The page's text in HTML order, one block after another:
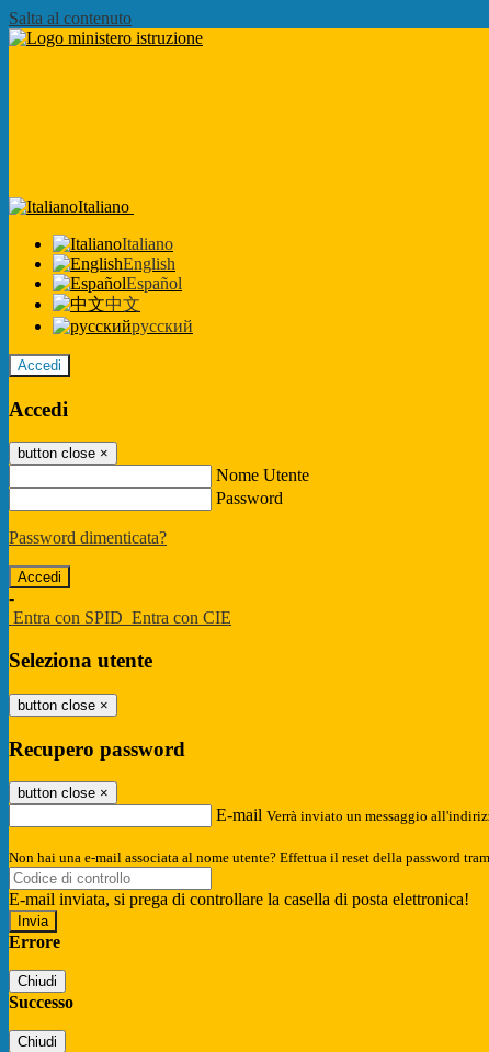
Salta al contenuto
Italiano
Italiano
English
Español
中文
русский
Accedi
Accedi
button close ×
Nome Utente
Password
Password dimenticata?
-
Entra con SPID Entra con CIE
Seleziona utente
button close ×
Recupero password
button close ×
E-mail Verrà inviato un messaggio
Non hai una e-mail associata al nome utente? Effettua il reset della password
E-mail inviata, si prega di controllare la casella di posta elettronica!
Errore
Chiudi
Successo
Chiudi